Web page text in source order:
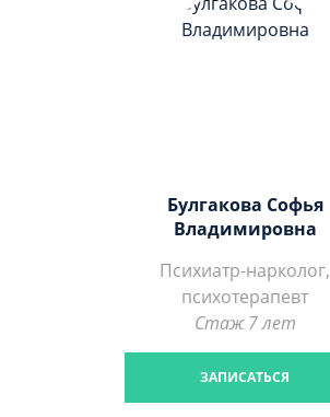
Булгакова Софья
Владимировна
Психиатр-нарколог,
психотерапевт
Стаж 7 лет
ЗАПИСАТЬСЯ